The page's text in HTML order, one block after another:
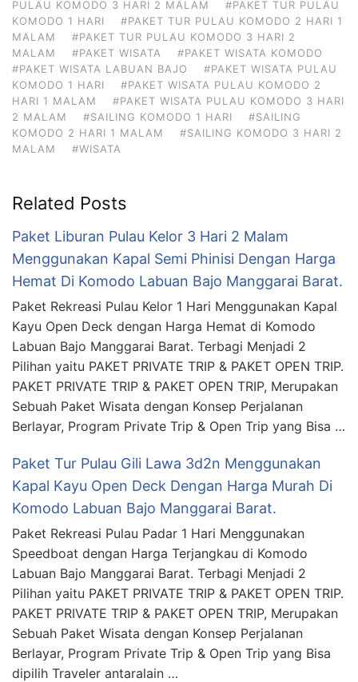
PULAU KOMODO 3 HARI 2 MALAM
#PAKET TUR PULAU
KOMODO 1 HARI
#PAKET TUR PULAU KOMODO 2 HARI 1
MALAM
#PAKET TUR PULAU KOMODO 3 HARI 2
MALAM
#PAKET WISATA
#PAKET WISATA KOMODO
#PAKET WISATA LABUAN BAJO
#PAKET WISATA PULAU
KOMODO 1 HARI
#PAKET WISATA PULAU KOMODO 2
HARI 1 MALAM
#PAKET WISATA PULAU KOMODO 3 HARI
2 MALAM
#SAILING KOMODO 1 HARI
#SAILING
KOMODO 2 HARI 1 MALAM
#SAILING KOMODO 3 HARI 2
MALAM
#WISATA
Related Posts
Paket Liburan Pulau Kelor 3 Hari 2 Malam
Menggunakan Kapal Semi Phinisi Dengan Harga
Hemat Di Komodo Labuan Bajo Manggarai Barat.
Paket Rekreasi Pulau Kelor 1 Hari Menggunakan Kapal
Kayu Open Deck dengan Harga Hemat di Komodo
Labuan Bajo Manggarai Barat. Terbagi Menjadi 2
Pilihan yaitu PAKET PRIVATE TRIP & PAKET OPEN TRIP.
PAKET PRIVATE TRIP & PAKET OPEN TRIP, Merupakan
Sebuah Paket Wisata dengan Konsep Perjalanan
Berlayar, Program Private Trip & Open Trip yang Bisa …
Paket Tur Pulau Gili Lawa 3d2n Menggunakan
Kapal Kayu Open Deck Dengan Harga Murah Di
Komodo Labuan Bajo Manggarai Barat.
Paket Rekreasi Pulau Padar 1 Hari Menggunakan
Speedboat dengan Harga Terjangkau di Komodo
Labuan Bajo Manggarai Barat. Terbagi Menjadi 2
Pilihan yaitu PAKET PRIVATE TRIP & PAKET OPEN TRIP.
PAKET PRIVATE TRIP & PAKET OPEN TRIP, Merupakan
Sebuah Paket Wisata dengan Konsep Perjalanan
Berlayar, Program Private Trip & Open Trip yang Bisa
dipilih Traveler antaralain …